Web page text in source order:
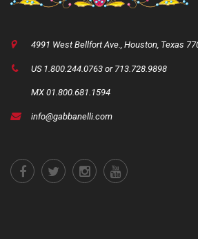
4991 West Bellfort Ave., Houston, Texas
US 1.800.244.0763 or 713.728.9898
MX 01.800.681.1594
info@gabbanelli.com